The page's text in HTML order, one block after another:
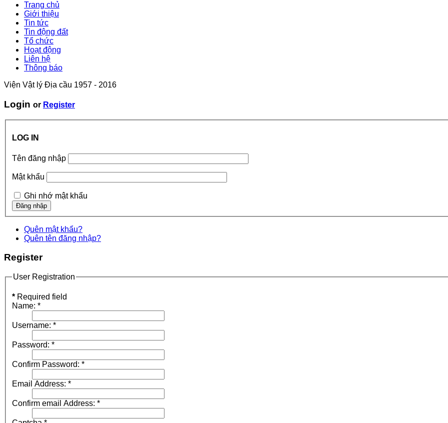
Trang chủ
Giới thiệu
Tin tức
Tin động đất
Tổ chức
Hoạt động
Liên hệ
Thông báo
Viện Vật lý Địa cầu 1957 - 2016
Login or Register
LOG IN
Tên đăng nhập
Mật khẩu
Ghi nhớ mật khẩu
Quên mật khẩu?
Quên tên đăng nhập?
Register
User Registration
* Required field
Name: *
Username: *
Password: *
Confirm Password: *
Email Address: *
Confirm email Address: *